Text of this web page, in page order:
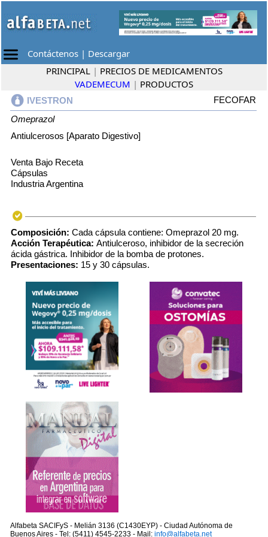
Contáctenos | Descargar
PRINCIPAL | PRECIOS DE MEDICAMENTOS
VADEMECUM | PRODUCTOS
IVESTRON
FECOFAR
Omeprazol
Antiulcerosos [Aparato Digestivo]
Venta Bajo Receta
Cápsulas
Industria Argentina
Composición: Cada cápsula contiene: Omeprazol 20 mg.
Acción Terapéutica: Antiulceroso, inhibidor de la secreción
ácida gástrica. Inhibidor de la bomba de protones.
Presentaciones: 15 y 30 cápsulas.
Alfabeta SACIFyS - Melián 3136 (C1430EYP) - Ciudad Autónoma de
Buenos Aires - Tel: (5411) 4545-2233 - Mail: info@alfabeta.net